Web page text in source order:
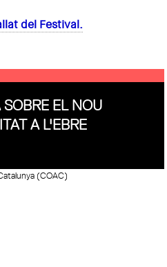
del Festival.
EL NOU
A L'EBRE
(COAC)